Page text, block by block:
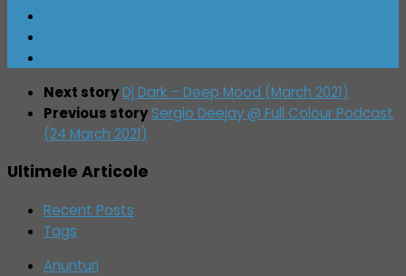
Next storyDj Dark – Deep Mood (March 2021)
Previous storySergio Deejay @ Full Colour Podcast
(24 March 2021)
Ultimele Articole
Recent Posts
Tags
Anunturi